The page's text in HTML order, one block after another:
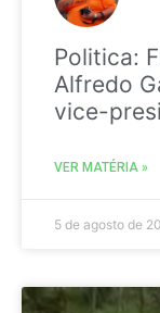
Politica:
Alfredo
vice-
VER MATÉRIA »
5 de agosto de